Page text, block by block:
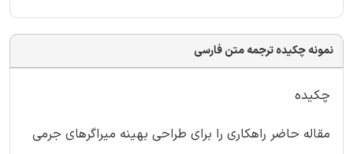
نمونه چکیده ترجمه متن فارسی
چکیده
مقاله حاضر راهکاری را برای طراحی بهینه میراگرهای جرمی